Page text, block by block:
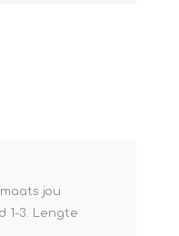
jou
1-3. Lengte